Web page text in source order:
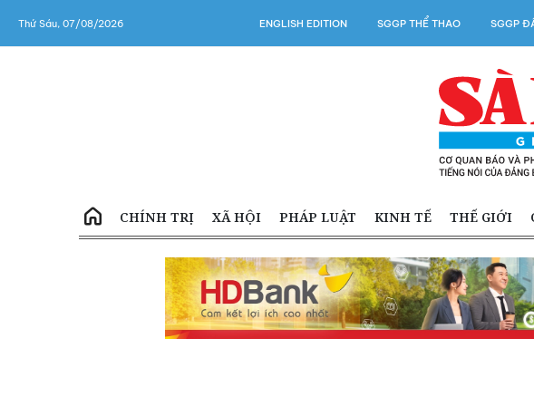
Thứ Sáu, 07/08/2026 ENGLISH EDITION SGGP THỂ THAO SGGP
CHÍNH TRỊ XÃ HỘI PHÁP LUẬT KINH TẾ THẾ GIỚI